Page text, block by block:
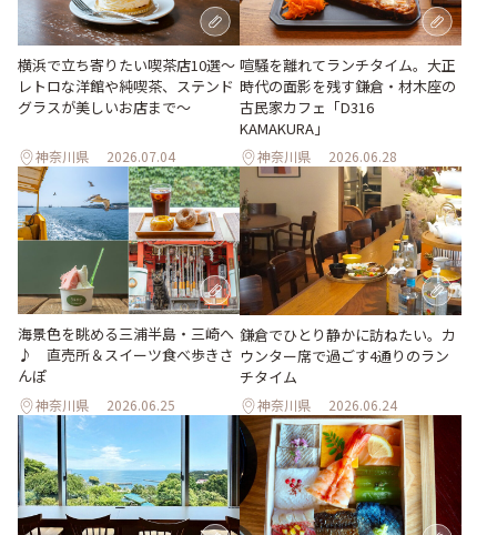
横浜で立ち寄りたい喫茶店10選～
レトロな洋館や純喫茶、ステンド
グラスが美しいお店まで～
神奈川県 2026.07.04
喧騒を離れてランチタイム。大正
時代の面影を残す鎌倉・材木座の
古民家カフェ「D316
KAMAKURA」
神奈川県 2026.06.28
海景色を眺める三浦半島・三崎へ
♪ 直売所＆スイーツ食べ歩きさ
んぽ
神奈川県 2026.06.25
鎌倉でひとり静かに訪ねたい。カ
ウンター席で過ごす4通りのラン
チタイム
神奈川県 2026.06.24